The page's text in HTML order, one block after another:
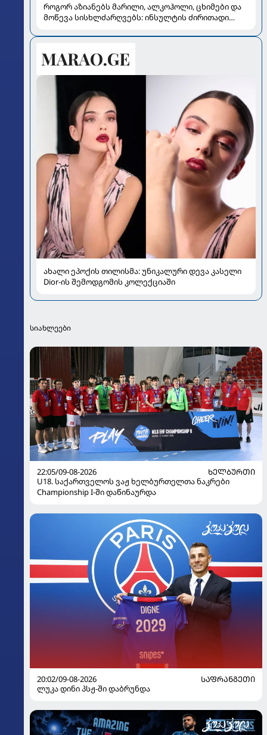
როგორ აზიანებს მარილი, ალკოჰოლი, ცხიმები და
მოწევა სისხლძარღვებს: ინსულტის ძირითადი
ახალი ეპოქის თილისმა: უნიკალური დევა კასელი
Dior-ის შემოდგომის კოლექციაში
სიახლეები
22:05/09-08-2026
ᲮᲔᲚᲑᲣᲠᲗᲘ
U18. საქართველოს ვაჟ ხელბურთელთა ნაკრები
Championship I-ში დაწინაურდა
20:02/09-08-2026
ᲡᲐᲤᲠᲐᲜᲒᲔᲗᲘ
ლუკა დინი პსჟ-ში დაბრუნდა